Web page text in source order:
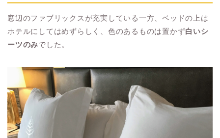
窓辺のファブリックスが充実している一方、ベッドの上は
ホテルにしてはめずらしく、色のあるものは置かず白いシ
ーツのみでした。